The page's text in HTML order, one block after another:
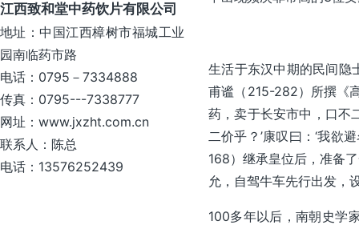
江西致和堂中药饮片有限公司
地址：中国江西樟树市福城工业
园南临药市路
电话：0795－7334888
传真：0795---7338777
网址：www.jxzht.com.cn
联系人：陈总
电话：13576252439
生活于东汉中期的民间隐
甫谧（215-282）所撰《
药，卖于长安市中，口不
二价乎？’康叹曰：‘我欲
168）继承皇位后，准备
允，自驾牛车先行出发，
100多年以后，南朝史学